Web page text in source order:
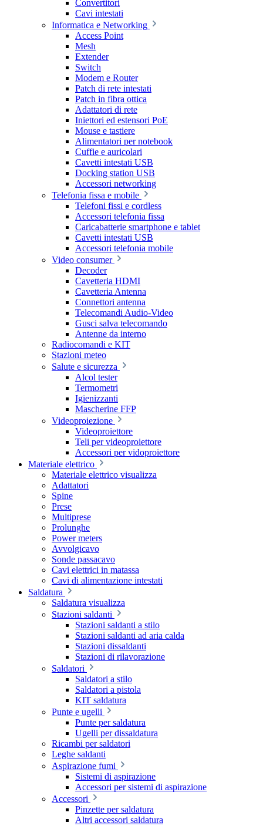
Convertitori
Cavi intestati
Informatica e Networking
Access Point
Mesh
Extender
Switch
Modem e Router
Patch di rete intestati
Patch in fibra ottica
Adattatori di rete
Iniettori ed estensori PoE
Mouse e tastiere
Alimentatori per notebook
Cuffie e auricolari
Cavetti intestati USB
Docking station USB
Accessori networking
Telefonia fissa e mobile
Telefoni fissi e cordless
Accessori telefonia fissa
Caricabatterie smartphone e tablet
Cavetti intestati USB
Accessori telefonia mobile
Video consumer
Decoder
Cavetteria HDMI
Cavetteria Antenna
Connettori antenna
Telecomandi Audio-Video
Gusci salva telecomando
Antenne da interno
Radiocomandi e KIT
Stazioni meteo
Salute e sicurezza
Alcol tester
Termometri
Igienizzanti
Mascherine FFP
Videoproiezione
Videoproiettore
Teli per videoproiettore
Accessori per vidoproiettore
Materiale elettrico
Materiale elettrico visualizza
Adattatori
Spine
Prese
Multiprese
Prolunghe
Power meters
Avvolgicavo
Sonde passacavo
Cavi elettrici in matassa
Cavi di alimentazione intestati
Saldatura
Saldatura visualizza
Stazioni saldanti
Stazioni saldanti a stilo
Stazioni saldanti ad aria calda
Stazioni dissaldanti
Stazioni di rilavorazione
Saldatori
Saldatori a stilo
Saldatori a pistola
KIT saldatura
Punte e ugelli
Punte per saldatura
Ugelli per dissaldatura
Ricambi per saldatori
Leghe saldanti
Aspirazione fumi
Sistemi di aspirazione
Accessori per sistemi di aspirazione
Accessori
Pinzette per saldatura
Altri accessori saldatura